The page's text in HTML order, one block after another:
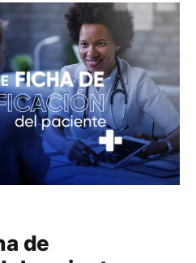
panorama más completo de
de